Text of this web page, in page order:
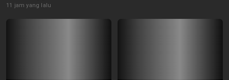
11 jam yang lalu